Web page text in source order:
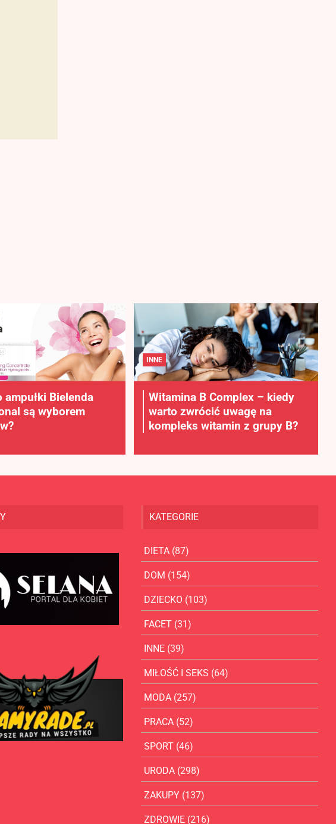
ampułki Bielenda
są wyborem
INNE
Witamina B Complex – kiedy
warto zwrócić uwagę na
kompleks witamin z grupy B?
KATEGORIE
DIETA(87)
DOM (154)
DZIECKO (103)
FACET(31)
INNE(39)
MIŁOŚĆ I SEKS (64)
MODA(257)
PRACA(52)
SPORT(46)
URODA(298)
ZAKUPY(137)
ZDROWIE(216)